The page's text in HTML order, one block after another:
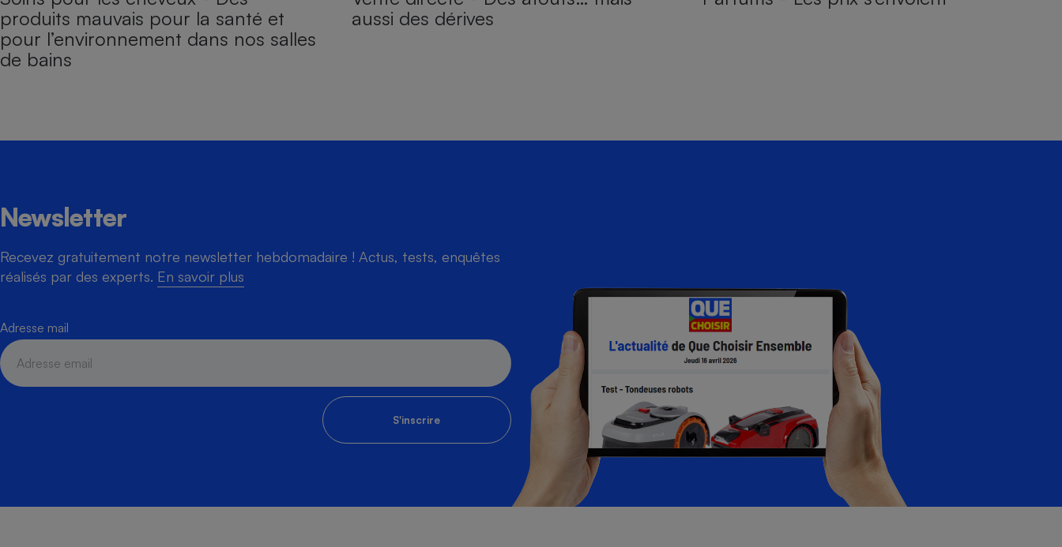
produits mauvais pour la santé et
pour l’environnement dans nos salles
de bains
aussi des dérives
Newsletter
Recevez gratuitement notre newsletter hebdomadaire ! Actus, tests, enquêtes
réalisés par des experts. En savoir plus
Adresse mail
S'inscrire